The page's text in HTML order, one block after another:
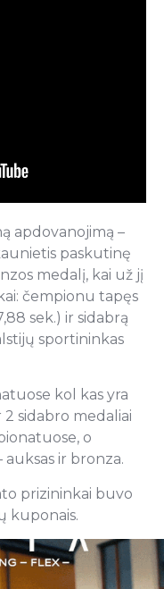
apdovanojimą –
paskutinę
medalį, kai už jį
čempionu tapęs
sek.) ir sidabrą
sportininkas
kol kas yra
sidabro medaliai
o
ir bronza.
prizininkai buvo
kuponais.